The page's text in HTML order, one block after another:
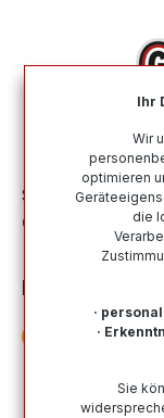
Sommerreifen
(EVc) 265/
BSW
Bildergalerie
Ihr
Wir
optimieren
die
·
·
Sie